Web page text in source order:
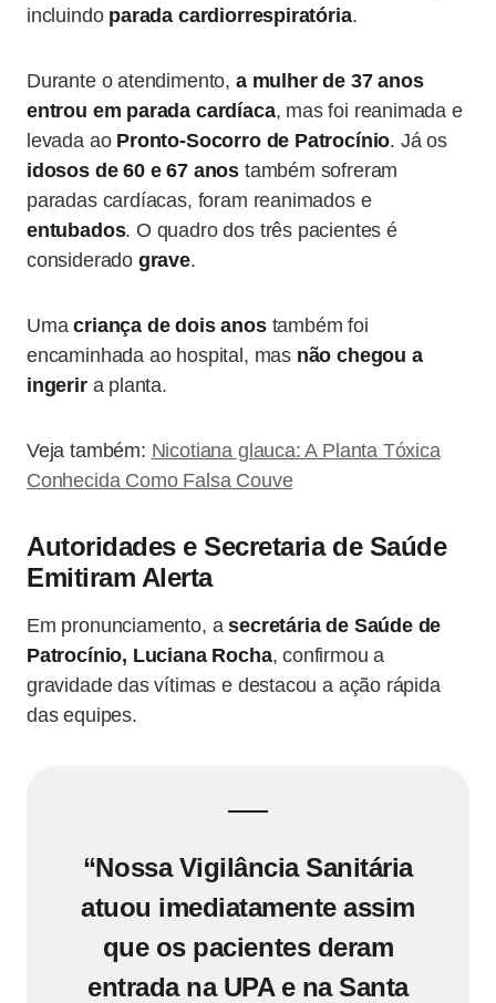
incluindo parada cardiorrespiratória.
Durante o atendimento, a mulher de 37 anos
entrou em parada cardíaca, mas foi reanimada e
levada ao Pronto-Socorro de Patrocínio. Já os
idosos de 60 e 67 anos também sofreram
paradas cardíacas, foram reanimados e
entubados. O quadro dos três pacientes é
considerado grave.
Umacriança de dois anostambém foi
encaminhada ao hospital, mas não chegou a
ingerira planta.
Veja também: Nicotiana glauca: A Planta Tóxica
Conhecida Como Falsa Couve
Autoridades e Secretaria de Saúde
Emitiram Alerta
Em pronunciamento, asecretária de Saúde de
Patrocínio, Luciana Rocha, confirmou a
gravidade das vítimas e destacou a ação rápida
das equipes.
“NossaVigilância Sanitária
atuou imediatamente assim
que os pacientes deram
entrada na UPA e na Santa